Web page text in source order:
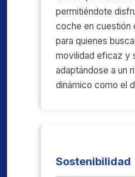
permitiéndote
coche en cuestión
para quienes
movilidad eficaz y
adaptándose a un
dinámico como el
Sostenibilidad